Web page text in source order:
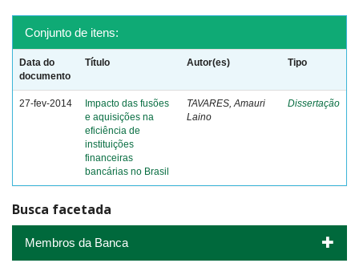
Conjunto de itens:
Data do
documento
Título Autor(es) Tipo
27-fev-2014
Impacto das fusões
e aquisições na
eficiência de
instituições
financeiras
bancárias no Brasil
TAVARES, Amauri
Laino
Dissertação
Busca facetada
Membros da Banca